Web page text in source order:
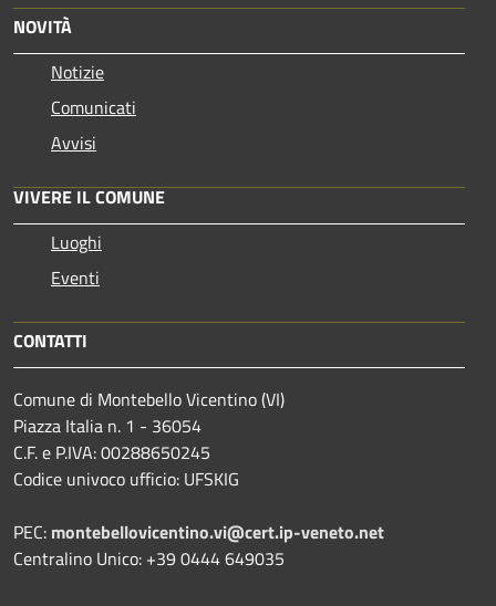
NOVITÀ
Notizie
Comunicati
Avvisi
VIVERE IL COMUNE
Luoghi
Eventi
CONTATTI
Comune di Montebello Vicentino (VI)
Piazza Italia n. 1 - 36054
C.F. e P.IVA: 00288650245
Codice univoco ufficio: UFSKIG
PEC: montebellovicentino.vi@cert.ip-veneto.net
Centralino Unico: +39 0444 649035